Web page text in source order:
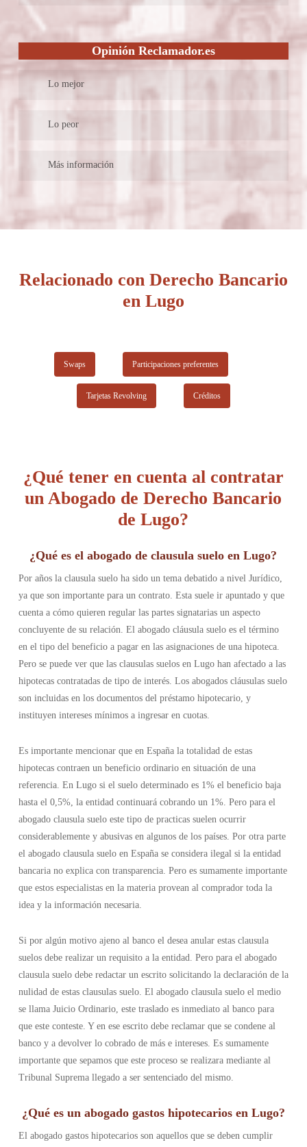
• También es una aboga muy bien formada profesionalmente
con cursos en migraciones y extranjería, postgrado en
mediación, participaciones en master-class y más.
reducidos estos a solo números telefónica al cual debes realizar
de trabajo.
Carla Campo Abogada es un despacho multidisciplinario
ubicado en Lugo con actuación en todo el territorio nacional, es
un lugar en el que puede disfrutar del derecho, hablar de temas
jurídicos, resolver dudas que nos surgen a diario y mucho mas
también se especializa en mediación, derecho administrativo y
Opinión Reclamador.es
Lo mejor
legales como deberían ser: fáciles y sin riesgos.
Lo peor
Más información
Plataforma de reclamaciones online a éxito: defendemos tus
derechos contra aerolíneas, bancos, ayuntamientos. No esperes
más, ¡Reclama lo que es tuyo!
Relacionado con Derecho Bancario
en Lugo
Swaps Participaciones preferentes
Tarjetas Revolving Créditos
¿Qué tener en cuenta al contratar
un Abogado de Derecho Bancario
de Lugo?
¿Qué es el abogado de clausula suelo en Lugo?
Por años la clausula suelo ha sido un tema debatido a nivel Jurídico,
ya que son importante para un contrato. Esta suele ir apuntado y que
cuenta a cómo quieren regular las partes signatarias un aspecto
concluyente de su relación. El abogado cláusula suelo es el término
en el tipo del beneficio a pagar en las asignaciones de una hipoteca.
Pero se puede ver que las clausulas suelos en Lugo han afectado a las
hipotecas contratadas de tipo de interés. Los abogados cláusulas suelo
son incluidas en los documentos del préstamo hipotecario, y
instituyen intereses mínimos a ingresar en cuotas.
Es importante mencionar que en España la totalidad de estas
hipotecas contraen un beneficio ordinario en situación de una
referencia. En Lugo si el suelo determinado es 1% el beneficio baja
hasta el 0,5%, la entidad continuará cobrando un 1%. Pero para el
abogado clausula suelo este tipo de practicas suelen ocurrir
considerablemente y abusivas en algunos de los países. Por otra parte
el abogado clausula suelo en España se considera ilegal si la entidad
bancaria no explica con transparencia. Pero es sumamente importante
que estos especialistas en la materia provean al comprador toda la
idea y la información necesaria.
Si por algún motivo ajeno al banco el desea anular estas clausula
suelos debe realizar un requisito a la entidad. Pero para el abogado
clausula suelo debe redactar un escrito solicitando la declaración de la
nulidad de estas clausulas suelo. El abogado clausula suelo el medio
se llama Juicio Ordinario, este traslado es inmediato al banco para
que este conteste. Y en ese escrito debe reclamar que se condene al
banco y a devolver lo cobrado de más e intereses. Es sumamente
importante que sepamos que este proceso se realizara mediante al
Tribunal Suprema llegado a ser sentenciado del mismo.
¿Qué es un abogado gastos hipotecarios en Lugo?
El abogado gastos hipotecarios son aquellos que se deben cumplir